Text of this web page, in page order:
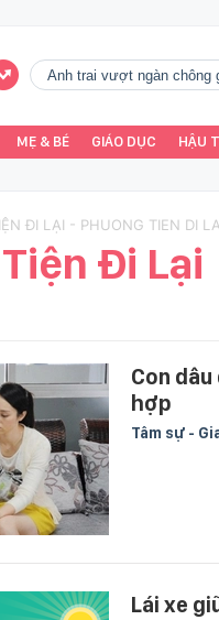
Anh trai vượt ngàn chông
MẸ & BÉ GIÁO DỤC HẬU
ĐI LẠI - PHUONG TIEN DI
Đi Lại
Con
hợp
Tâm sự -
Lái xe